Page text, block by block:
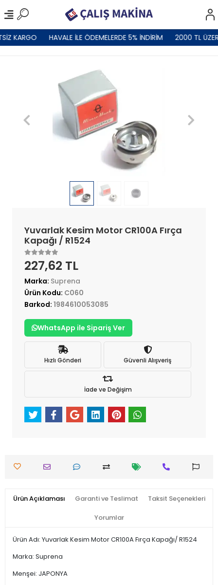
KARGO HAVALE İLE ÖDEMELERDE 5% İNDİRİM 2000 TL
Yuvarlak Kesim Motor CR100A Fırça
Kapağı / R1524
227,62 TL
Marka: Suprena
Ürün Kodu: C060
Barkod: 1984610053085
WhatsApp ile Sipariş Ver
Hızlı Gönderi Güvenli Alışveriş
İade ve Değişim
Ürün Açıklaması Garanti ve Teslimat Taksit Seçenekleri
Yorumlar
Ürün Adı: Yuvarlak Kesim Motor CR100A Fırça Kapağı/ R1524
Marka: Suprena
Menşei: JAPONYA